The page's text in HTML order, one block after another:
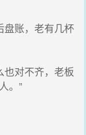
账，老有几杯
对不齐，老板
。”